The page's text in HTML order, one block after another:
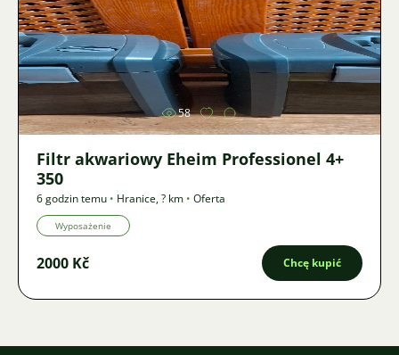
Zdjęcie
58
Filtr akwariowy Eheim Professionel 4+
350
6 godzin temu • Hranice,? km • Oferta
Wyposażenie
2000 Kč Chcę kupić